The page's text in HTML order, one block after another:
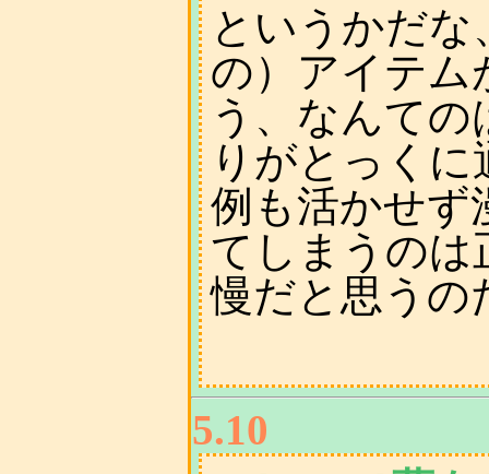
というかだ
の）アイテム
う、なんての
りがとっく
例も活かせず
てしまうのは
慢だと思うの
5.10